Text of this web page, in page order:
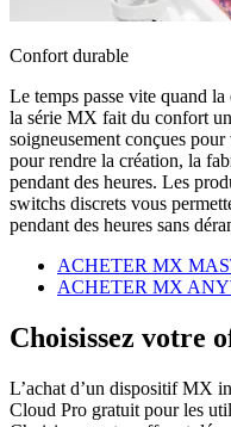
Confort durable
Le temps passe vite quand
la série MX fait du confort
soigneusement conçues
pour rendre la création, la
pendant des heures. Les
switchs discrets vous
pendant des heures sans
ACHETER MX
ACHETER MX
Choisissez votre
L’achat d’un dispositif MX
Cloud Pro gratuit pour les